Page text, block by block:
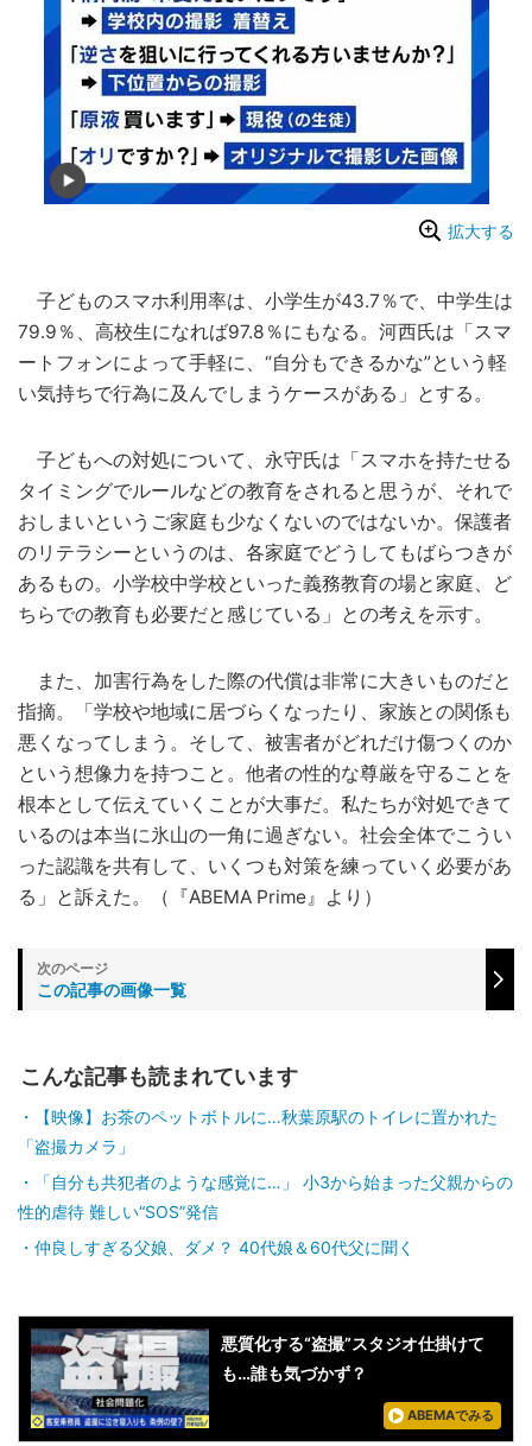
拡大する
子どものスマホ利用率は、小学生が43.7％で、中学生は
79.9％、高校生になれば97.8％にもなる。河西氏は「スマ
ートフォンによって手軽に、“自分もできるかな”という軽
い気持ちで行為に及んでしまうケースがある」とする。
子どもへの対処について、永守氏は「スマホを持たせる
タイミングでルールなどの教育をされると思うが、それで
おしまいというご家庭も少なくないのではないか。保護者
のリテラシーというのは、各家庭でどうしてもばらつきが
あるもの。小学校中学校といった義務教育の場と家庭、ど
ちらでの教育も必要だと感じている」との考えを示す。
また、加害行為をした際の代償は非常に大きいものだと
指摘。「学校や地域に居づらくなったり、家族との関係も
悪くなってしまう。そして、被害者がどれだけ傷つくのか
という想像力を持つこと。他者の性的な尊厳を守ることを
根本として伝えていくことが大事だ。私たちが対処できて
いるのは本当に氷山の一角に過ぎない。社会全体でこうい
った認識を共有して、いくつも対策を練っていく必要があ
る」と訴えた。（『ABEMA Prime』より）
この記事の画像一覧
こんな記事も読まれています
【映像】お茶のペットボトルに…秋葉原駅のトイレに置かれた
「盗撮カメラ」
「自分も共犯者のような感覚に…」 小3から始まった父親からの
性的虐待 難しい“SOS”発信
仲良しすぎる父娘、ダメ？ 40代娘＆60代父に聞く
悪質化する“盗撮”スタジオ仕掛けて
も…誰も気づかず？
ABEMAでみる